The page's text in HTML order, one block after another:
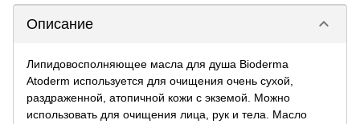
Описание keyboard_arrow_down
Липидовосполняющее масла для душа Bioderma
Atoderm используется для очищения очень сухой,
раздраженной, атопичной кожи с экземой. Можно
использовать для очищения лица, рук и тела. Масло